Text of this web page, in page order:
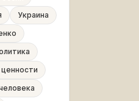
Украина